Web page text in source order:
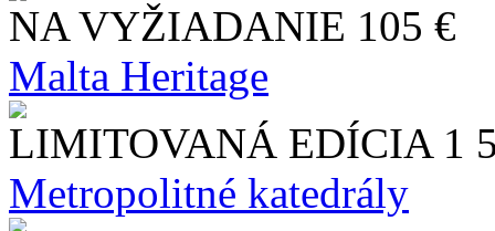
NA VYŽIADANIE 105 €
Malta Heritage
LIMITOVANÁ EDÍCIA 1
Metropolitné katedrály